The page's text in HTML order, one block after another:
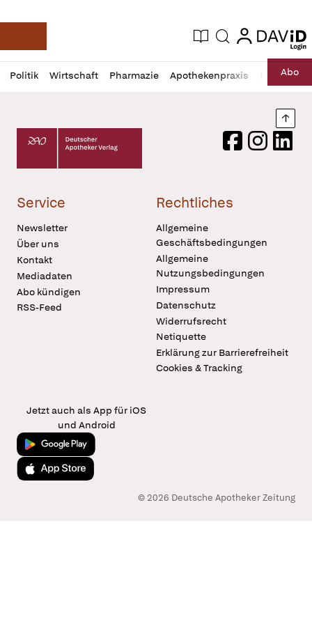
Deutsche Apotheker Zeitung
Aktuelle Ausgabe
Suche login
login
Politik Wirtschaft Pharmazie Apothekenpraxis RechtAbo
Profil
öffnen
Daz
Pur
Deutscher Apotheker Verlag Logo
FacebookInstagram
Service
Newsletter
Über uns
Kontakt
Mediadaten
Abo kündigen
RSS-Feed
Rechtliches
Allgemeine
Geschäftsbedingungen
Allgemeine
Nutzungsbedingungen
Impressum
Datenschutz
Widerrufsrecht
Netiquette
Erklärung zur Barrierefreiheit
Cookies & Tracking
Jetzt auch als App für iOS
und Android
Jetzt bei Google Play
Laden im App Store
© 2026 Deutsche Apotheker Zeitung